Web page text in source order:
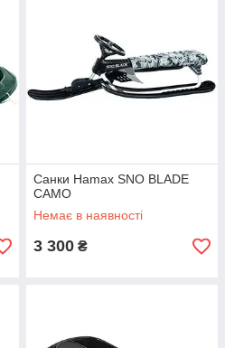
Санки Hamax SNO BLADE
CAMO
Немає в наявності
3 300 ₴